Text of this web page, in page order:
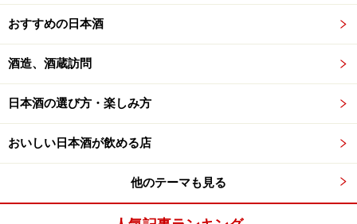
おすすめの日本酒
酒造、酒蔵訪問
日本酒の選び方・楽しみ方
おいしい日本酒が飲める店
他のテーマも見る